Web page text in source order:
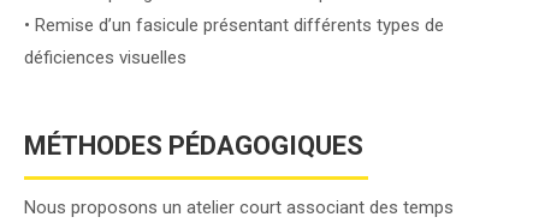
• Remise d’un fasicule présentant différents types de
déficiences visuelles
MÉTHODES PÉDAGOGIQUES
Nous proposons un atelier court associant des temps